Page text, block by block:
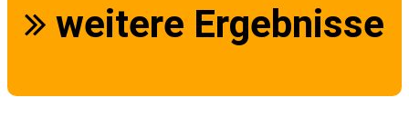
weitere Ergebnisse